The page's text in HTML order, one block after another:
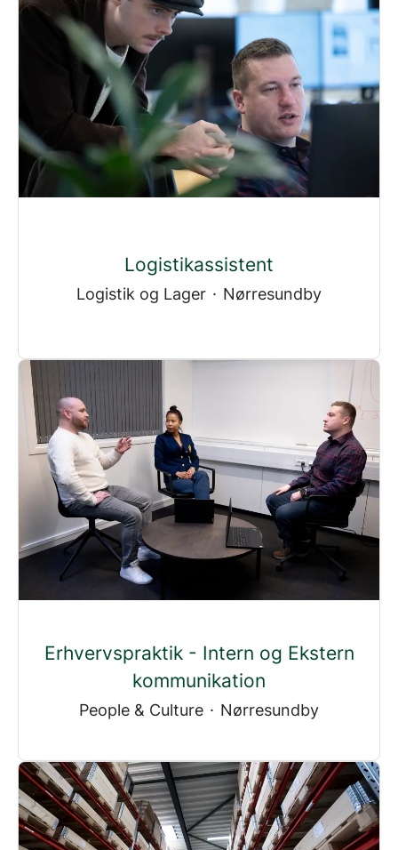
Logistikassistent
Logistik og Lager · Nørresundby
Erhvervspraktik - Intern og Ekstern
kommunikation
People & Culture · Nørresundby